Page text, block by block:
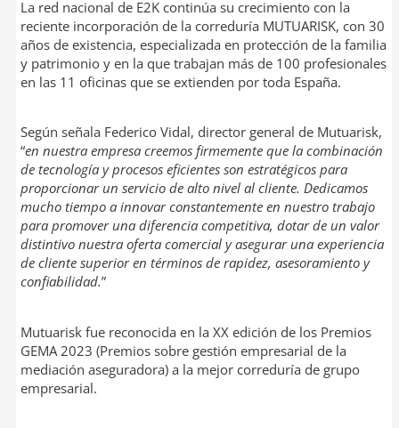
n
k
e
d
I
m
p
a
r
t
La red nacional de E2K continúa su crecimiento con la
reciente incorporación de la correduría MUTUARISK, con 30
años de existencia, especializada en protección de la familia
y patrimonio y en la que trabajan más de 100 profesionales
en las 11 oficinas que se extienden por toda España.
Según señala Federico Vidal, director general de Mutuarisk,
“en nuestra empresa creemos firmemente que la combinación
de tecnología y procesos eficientes son estratégicos para
proporcionar un servicio de alto nivel al cliente. Dedicamos
mucho tiempo a innovar constantemente en nuestro trabajo
para promover una diferencia competitiva, dotar de un valor
distintivo nuestra oferta comercial y asegurar una experiencia
de cliente superior en términos de rapidez, asesoramiento y
confiabilidad.”
Mutuarisk fue reconocida en la XX edición de los Premios
GEMA 2023 (Premios sobre gestión empresarial de la
mediación aseguradora) a la mejor correduría de grupo
empresarial.